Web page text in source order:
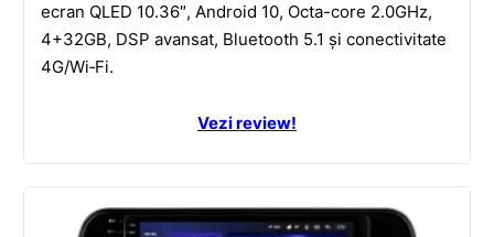
ecran QLED 10.36″, Android 10, Octa-core 2.0GHz,
4+32GB, DSP avansat, Bluetooth 5.1 și conectivitate
4G/Wi‑Fi.
Vezi review!